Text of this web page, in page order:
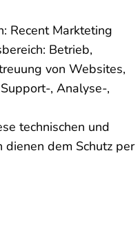
Recent Markteting
Betrieb,
von Websites,
, Analyse-,
technischen und
dienen dem Schutz per